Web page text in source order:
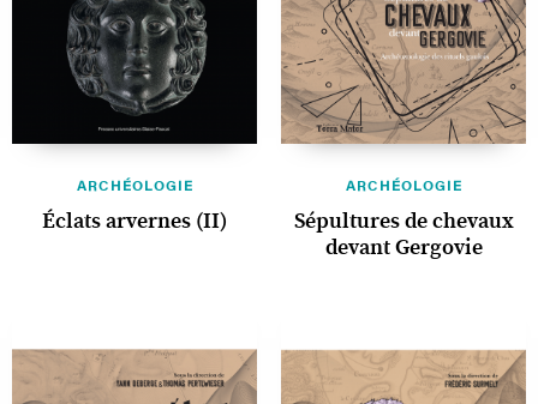
ARCHÉOLOGIE
Éclats arvernes (II)
ARCHÉOLOGIE
Sépultures de chevaux
devant Gergovie